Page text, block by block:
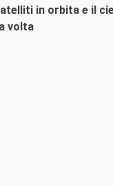
in orbita e il
volta